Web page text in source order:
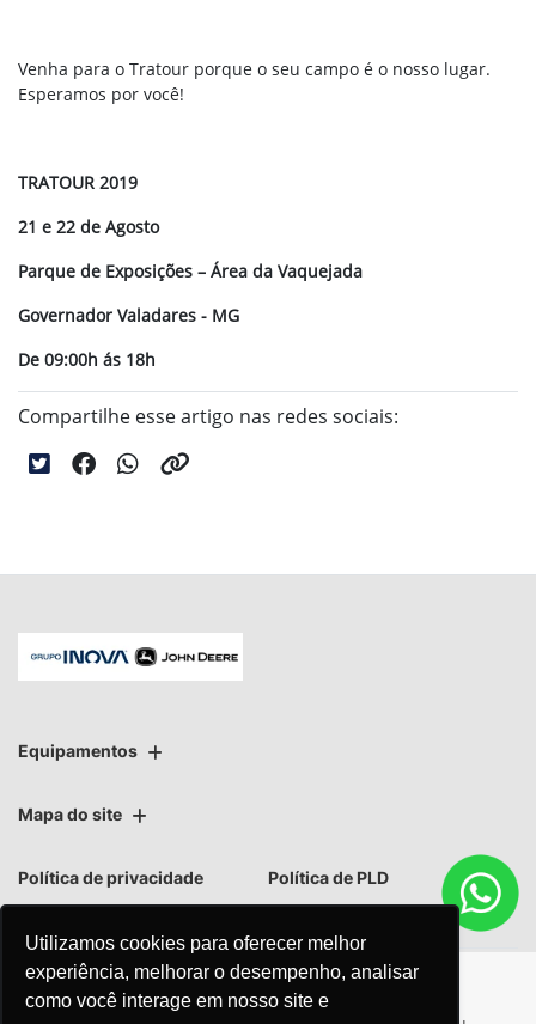
Utilizamos cookies para oferecer melhor
experiência, melhorar o desempenho, analisar
como você interage em nosso site e
Venha para o Tratour porque o seu campo é o nosso lugar.
Esperamos por você!
TRATOUR 2019
21 e 22 de Agosto
Parque de Exposições – Área da Vaquejada
Governador Valadares - MG
De 09:00h ás 18h
Compartilhe esse artigo nas redes sociais:
Equipamentos
Mapa do site
Política de privacidade Política de PLD